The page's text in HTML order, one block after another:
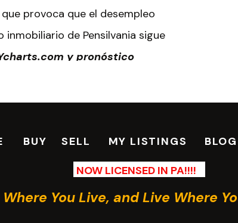
provoca que el desempleo
de Pensilvania sigue
y pronóstico
desacelerándose este año
bajo. El bajo inventario hace que los
estamos esperando las cifras
aumentarán un 7%, a pesar
BLOG
MY LISTINGS
SELL
BUY
Where You Live, and Live Where
NOW LICENSED IN PA!!!!